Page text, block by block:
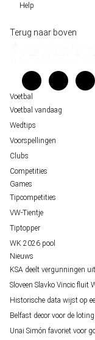
Sloveen Slavko Vincic
Belfast decor voor de
Help
Wedgidsen
Verantwoord wedden
Over ons
Terug naar boven
Voetbal
Voetbal vandaag
Wedtips
Voorspellingen
Clubs
Competities
Games
Tipcompetities
VW-Tientje
Tiptopper
WK 2026 pool
Nieuws
KSA deelt vergunningen
Sloveen Slavko Vincic fluit
Historische data wijst op
Belfast decor voor de
Unai Simón favoriet voor